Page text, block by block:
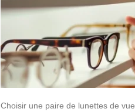
Choisir une paire de lunettes de